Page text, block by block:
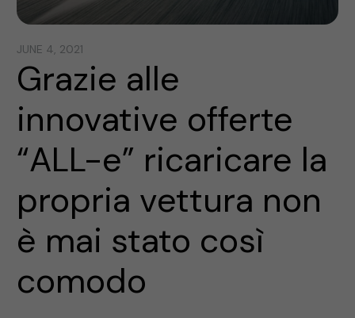
JUNE 4, 2021
Grazie alle
innovative offerte
“ALL-e” ricaricare la
propria vettura non
è mai stato così
comodo